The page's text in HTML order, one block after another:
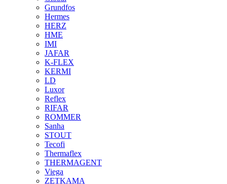
Grundfos
Hermes
HERZ
HME
IMI
JAFAR
K-FLEX
KERMI
LD
Luxor
Reflex
RIFAR
ROMMER
Sanha
STOUT
Tecofi
Thermaflex
THERMAGENT
Viega
ZETKAMA